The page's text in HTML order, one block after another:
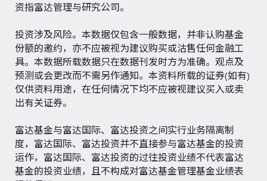
资指富达管理与研究公司。
投资涉及风险。本数据仅包含一般数据，并非认购基金
份额的邀约，亦不应被视为建议购买或沽售任何金融工
具。本数据所载数据只在数据刊发时方为准确。观点及
预测或会更改而不需另作通知。本资料所载的证券(如有)
仅供资料用途，在任何情况下均不应被视建议买入或卖
出有关证券。
富达基金与富达国际、富达投资之间实行业务隔离制
度，富达国际、富达投资并不直接参与富达基金的投资
运作，富达国际、富达投资的过往投资业绩不代表富达
基金的投资业绩，且不构成对富达基金管理基金业绩表